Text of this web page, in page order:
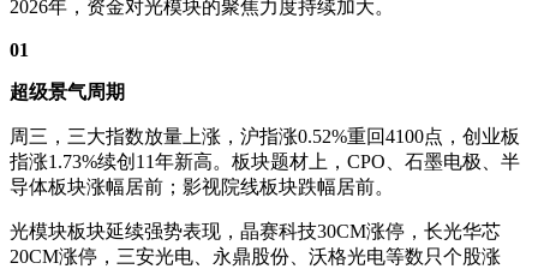
2026年，资金对光模块的聚焦力度持续加大。
01
超级景气周期
周三，三大指数放量上涨，沪指涨0.52%重回4100点，创业板
指涨1.73%续创11年新高。板块题材上，CPO、石墨电极、半
导体板块涨幅居前；影视院线板块跌幅居前。
光模块板块延续强势表现，晶赛科技30CM涨停，长光华芯
20CM涨停，三安光电、永鼎股份、沃格光电等数只个股涨